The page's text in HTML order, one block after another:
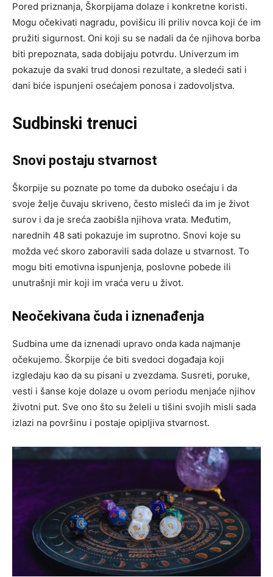
Pored priznanja, Škorpijama dolaze i konkretne koristi.
Mogu očekivati nagradu, povišicu ili priliv novca koji će im
pružiti sigurnost. Oni koji su se nadali da će njihova borba
biti prepoznata, sada dobijaju potvrdu. Univerzum im
pokazuje da svaki trud donosi rezultate, a sledeći sati i
dani biće ispunjeni osećajem ponosa i zadovoljstva.
Sudbinski trenuci
Snovi postaju stvarnost
Škorpije su poznate po tome da duboko osećaju i da
svoje želje čuvaju skriveno, često misleći da im je život
surov i da je sreća zaobišla njihova vrata. Međutim,
narednih 48 sati pokazuje im suprotno. Snovi koje su
možda već skoro zaboravili sada dolaze u stvarnost. To
mogu biti emotivna ispunjenja, poslovne pobede ili
unutrašnji mir koji im vraća veru u život.
Neočekivana čuda i iznenađenja
Sudbina ume da iznenadi upravo onda kada najmanje
očekujemo. Škorpije će biti svedoci događaja koji
izgledaju kao da su pisani u zvezdama. Susreti, poruke,
vesti i šanse koje dolaze u ovom periodu menjaće njihov
životni put. Sve ono što su želeli u tišini svojih misli sada
izlazi na površinu i postaje opipljiva stvarnost.